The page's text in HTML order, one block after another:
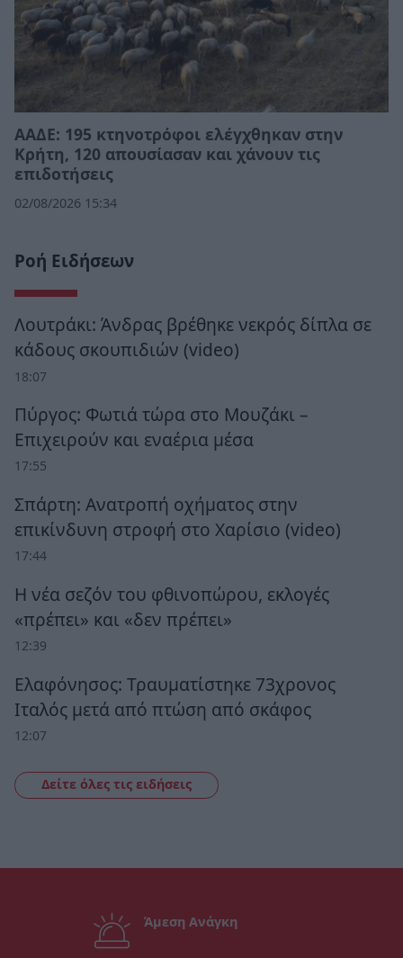
ΑΑΔΕ: 195 κτηνοτρόφοι ελέγχθηκαν στην
Κρήτη, 120 απουσίασαν και χάνουν τις
επιδοτήσεις
02/08/2026 15:34
Ροή Ειδήσεων
Λουτράκι: Άνδρας βρέθηκε νεκρός δίπλα σε
κάδους σκουπιδιών (video)
18:07
Πύργος: Φωτιά τώρα στο Μουζάκι –
Επιχειρούν και εναέρια μέσα
17:55
Σπάρτη: Ανατροπή οχήματος στην
επικίνδυνη στροφή στο Χαρίσιο (video)
17:44
Η νέα σεζόν του φθινοπώρου, εκλογές
«πρέπει» και «δεν πρέπει»
12:39
Ελαφόνησος: Τραυματίστηκε 73χρονος
Ιταλός μετά από πτώση από σκάφος
12:07
Δείτε όλες τις ειδήσεις
Άμεση Ανάγκη